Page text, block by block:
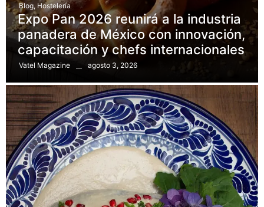
Blog, Hostelería
Expo Pan 2026 reunirá a la industria
panadera de México con innovación,
capacitación y chefs internacionales
Vatel Magazine agosto 3, 2026